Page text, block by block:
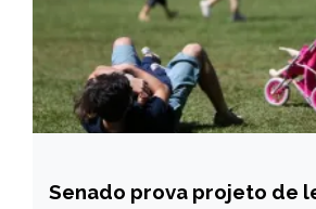
BRASIL
Senado prova projeto de